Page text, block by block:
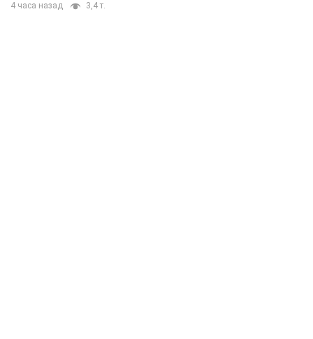
4 часа назад 3,4 т.